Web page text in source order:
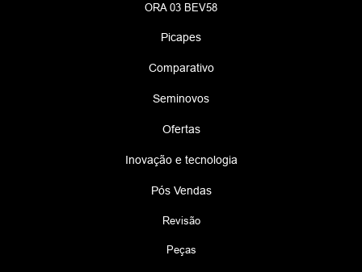
ORA 03 BEV58
Picapes
Comparativo
Seminovos
Ofertas
Inovação e tecnologia
Pós Vendas
Revisão
Peças